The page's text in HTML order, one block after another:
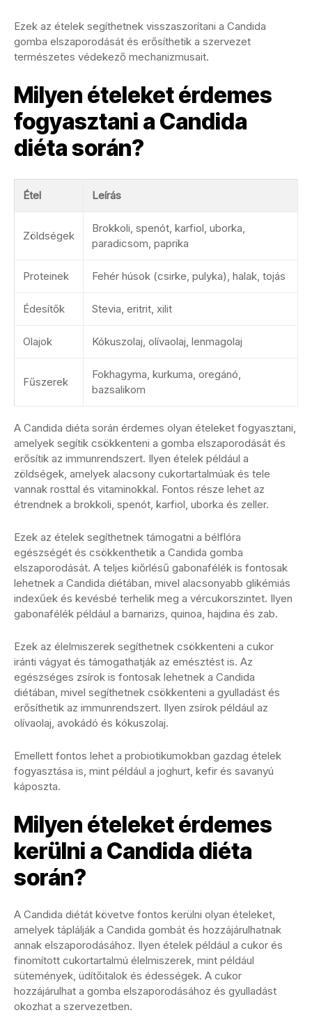
Ezek az ételek segíthetnek visszaszorítani a Candida
gomba elszaporodását és erősíthetik a szervezet
természetes védekező mechanizmusait.
Milyen ételeket érdemes
fogyasztani a Candida
diéta során?
Étel Leírás
Zöldségek
Brokkoli, spenót, karfiol, uborka,
paradicsom, paprika
Proteinek Fehér húsok (csirke, pulyka), halak, tojás
Édesítők Stevia, eritrit, xilit
Olajok Kókuszolaj, olívaolaj, lenmagolaj
Fűszerek
Fokhagyma, kurkuma, oregánó,
bazsalikom
A Candida diéta során érdemes olyan ételeket fogyasztani,
amelyek segítik csökkenteni a gomba elszaporodását és
erősítik az immunrendszert. Ilyen ételek például a
zöldségek, amelyek alacsony cukortartalmúak és tele
vannak rosttal és vitaminokkal. Fontos része lehet az
étrendnek a brokkoli, spenót, karfiol, uborka és zeller.
Ezek az ételek segíthetnek támogatni a bélflóra
egészségét és csökkenthetik a Candida gomba
elszaporodását. A teljes kiőrlésű gabonafélék is fontosak
lehetnek a Candida diétában, mivel alacsonyabb glikémiás
indexűek és kevésbé terhelik meg a vércukorszintet. Ilyen
gabonafélék például a barnarizs, quinoa, hajdina és zab.
Ezek az élelmiszerek segíthetnek csökkenteni a cukor
iránti vágyat és támogathatják az emésztést is. Az
egészséges zsírok is fontosak lehetnek a Candida
diétában, mivel segíthetnek csökkenteni a gyulladást és
erősíthetik az immunrendszert. Ilyen zsírok például az
olívaolaj, avokádó és kókuszolaj.
Emellett fontos lehet a probiotikumokban gazdag ételek
fogyasztása is, mint például a joghurt, kefir és savanyú
káposzta.
Milyen ételeket érdemes
kerülni a Candida diéta
során?
A Candida diétát követve fontos kerülni olyan ételeket,
amelyek táplálják a Candida gombát és hozzájárulhatnak
annak elszaporodásához. Ilyen ételek például a cukor és
finomított cukortartalmú élelmiszerek, mint például
sütemények, üdítőitalok és édességek. A cukor
hozzájárulhat a gomba elszaporodásához és gyulladást
okozhat a szervezetben.